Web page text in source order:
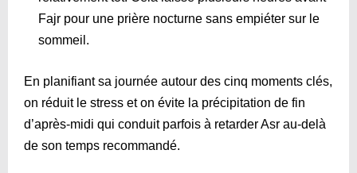
Fajr pour une prière nocturne sans empiéter sur le
sommeil.
En planifiant sa journée autour des cinq moments clés,
on réduit le stress et on évite la précipitation de fin
d’après-midi qui conduit parfois à retarder Asr au-delà
de son temps recommandé.